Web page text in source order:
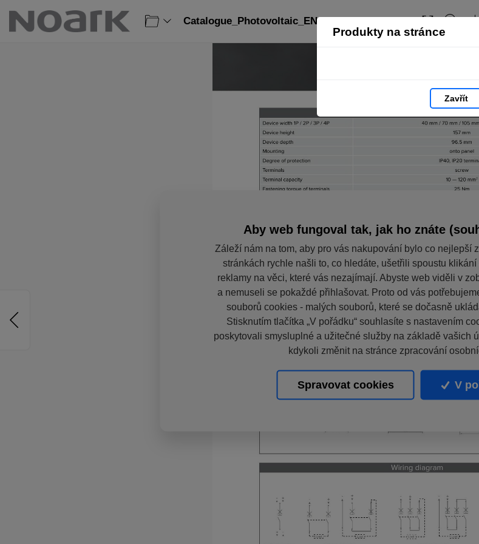
Produkty na stránce
Zavřít
Catalogue_Photovoltaic_EN: strana 141
Aby web fungoval tak, jak ho znáte
Záleží nám na tom, aby pro vás nakupování bylo co nejlepší
stránkách rychle našli to, co hledáte, ušetřili spoustu
reklamy na věci, které vás nezajímají. Abyste web viděli v
a nemuseli se pokaždé přihlašovat. Proto od vás
souborů cookies - malých souborů, které se dočasně
Stisknutím tlačítka „V pořádku“ souhlasíte s nastavením
poskytovali smysluplné a užitečné služby na základě vašich
kdykoli změnit na stránce zpracování
Spravovat cookies V